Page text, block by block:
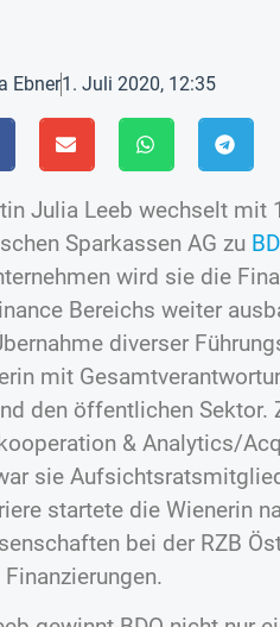
Ebner1. Juli 2020, 12:35
Julia Leeb wechselt mit
Sparkassen AG zu
wird sie die
Bereichs weiter
diverser
mit
den öffentlichen Sektor.
& Analytics/
sie
startete die Wienerin
bei der RZB